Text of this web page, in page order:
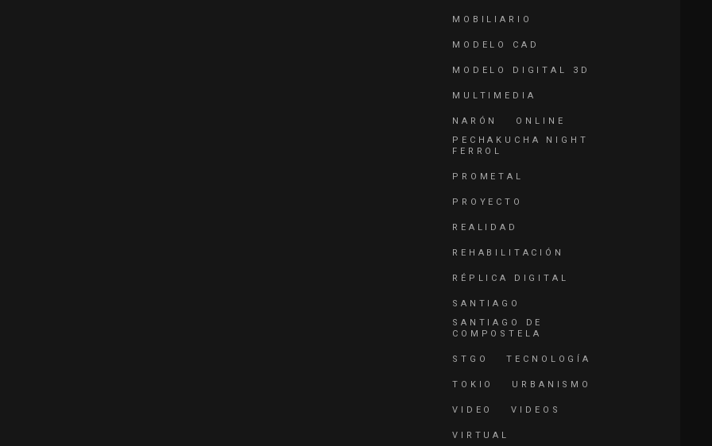
MOBILIARIO
MODELO CAD
MODELO DIGITAL 3D
MULTIMEDIA
NARÓN
ONLINE
PECHAKUCHA NIGHT
FERROL
PROMETAL
PROYECTO
REALIDAD
REHABILITACIÓN
RÉPLICA DIGITAL
SANTIAGO
SANTIAGO DE
COMPOSTELA
STGO TECNOLOGÍA
TOKIO URBANISMO
VIDEO VIDEOS
VIRTUAL